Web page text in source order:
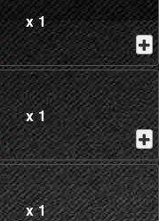
x 1
x 1
x 1